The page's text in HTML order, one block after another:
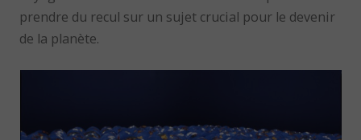
prendre du recul sur un sujet crucial pour le devenir
de la planète.